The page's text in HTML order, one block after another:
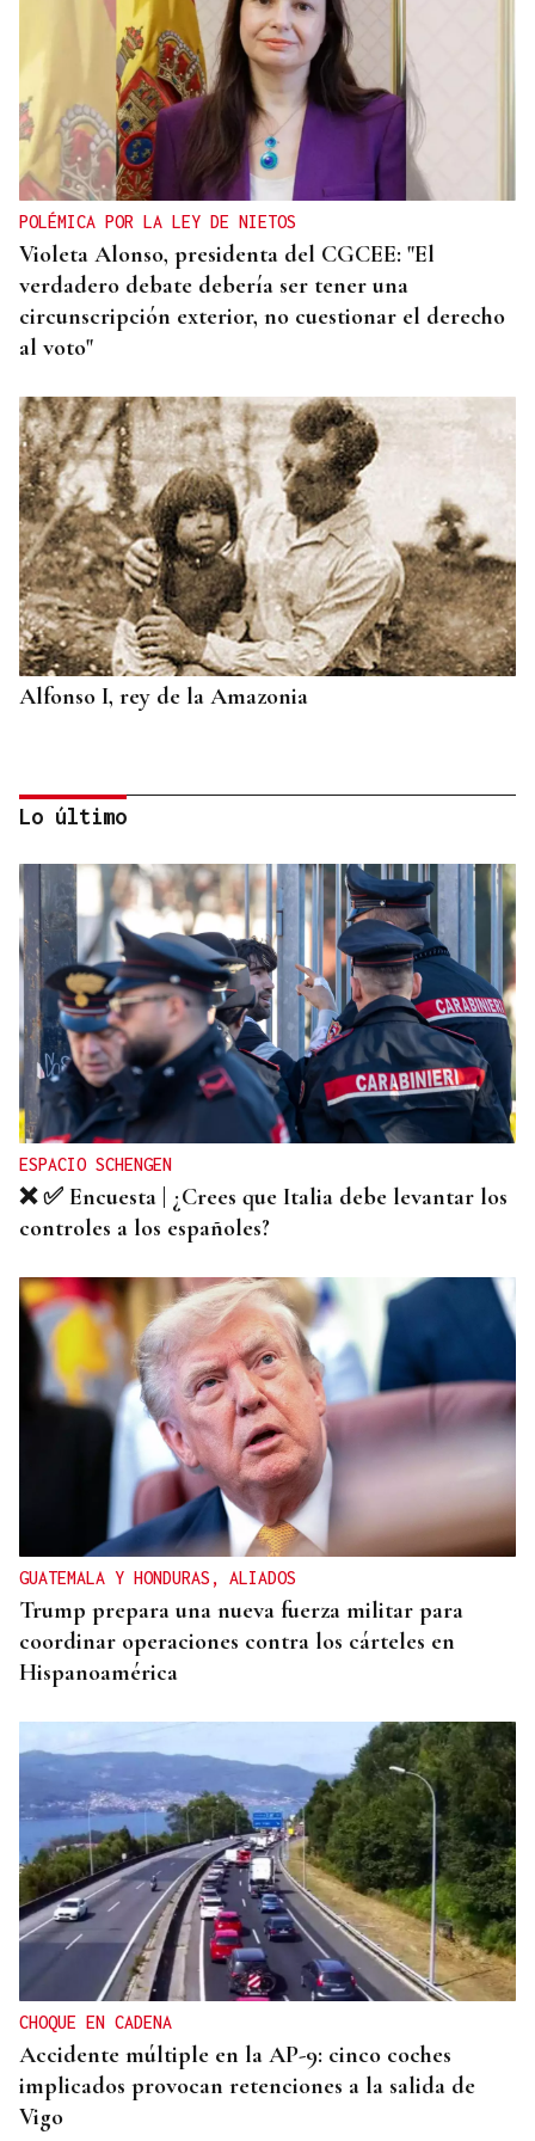
POLÉMICA POR LA LEY DE NIETOS
Violeta Alonso, presidenta del CGCEE: "El
verdadero debate debería ser tener una
circunscripción exterior, no cuestionar el derecho
al voto"
Alfonso I, rey de la Amazonia
BIOGRAFÍAS
Jesusa Prado López, la fuerza ourensana que
iluminó La Habana
Lo último
ESPACIO SCHENGEN
❌ ✅ Encuesta | ¿Crees que Italia debe levantar los
controles a los españoles?
GUATEMALA Y HONDURAS, ALIADOS
Trump prepara una nueva fuerza militar para
coordinar operaciones contra los cárteles en
Hispanoamérica
CHOQUE EN CADENA
Accidente múltiple en la AP-9: cinco coches
implicados provocan retenciones a la salida de
Vigo